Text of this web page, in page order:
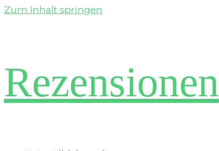
Zum Inhalt springen
Rezensionen